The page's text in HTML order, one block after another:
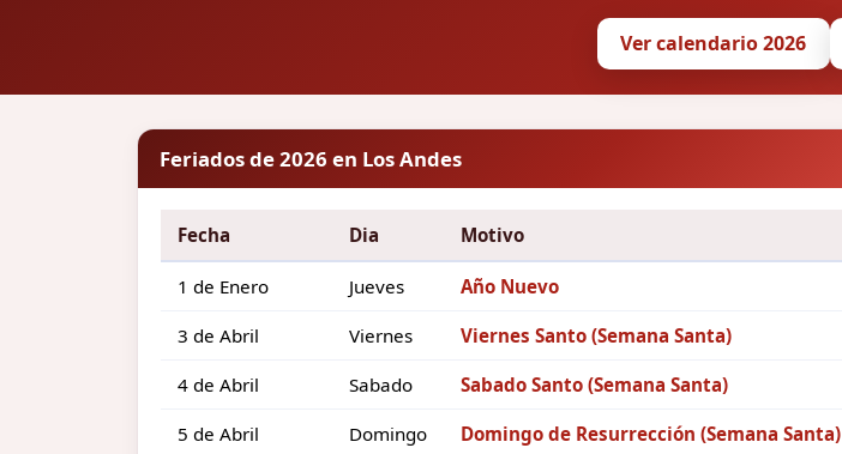
Ver calendario 2026
Feriados de 2026 en Los Andes
Fecha Dia Motivo
1 de Enero Jueves Año Nuevo
3 de Abril Viernes Viernes Santo (Semana Santa)
4 de Abril Sabado Sabado Santo (Semana Santa)
5 de Abril Domingo Domingo de Resurrección (Semana Santa)